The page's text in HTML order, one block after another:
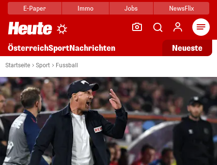
E-Paper Immo Jobs NewsFlix
ÖsterreichSportNachrichten Neueste
Startseite Sport Fussball